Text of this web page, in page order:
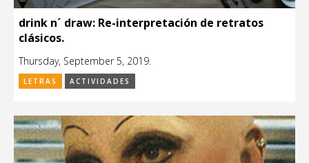
drink n´ draw: Re-interpretación de retratos
clásicos.
Thursday, September 5, 2019.
LETRAS ACTIVIDADES